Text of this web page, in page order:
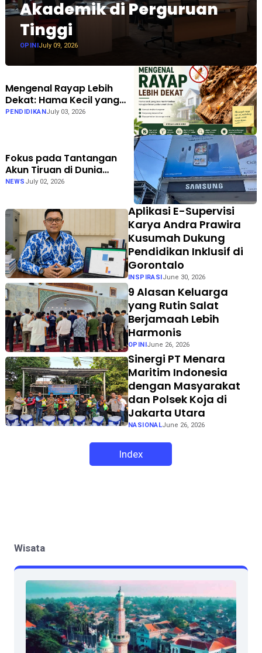
Akademik di Perguruan
Tinggi
OPINIJuly 09, 2026
Mengenal Rayap Lebih
Dekat: Hama Kecil yang
Bisa Menimbulkan
PENDIDIKAN July 03, 2026
Fokus pada Tantangan
Akun Tiruan di Dunia
Digital, Marak Akun Tiruan,
Siapkan Langkah Verifikasi
Resmi
NEWS July 02, 2026
Aplikasi E-Supervisi
Karya Andra Prawira
Kusumah Dukung
Pendidikan Inklusif di
Gorontalo
INSPIRASI June 30, 2026
9 Alasan Keluarga
yang Rutin Salat
Berjamaah Lebih
Harmonis
OPINIJune 26, 2026
Sinergi PT Menara
Maritim Indonesia
dengan Masyarakat
dan Polsek Koja di
Jakarta Utara
NASIONALJune 26, 2026
Index
Wisata